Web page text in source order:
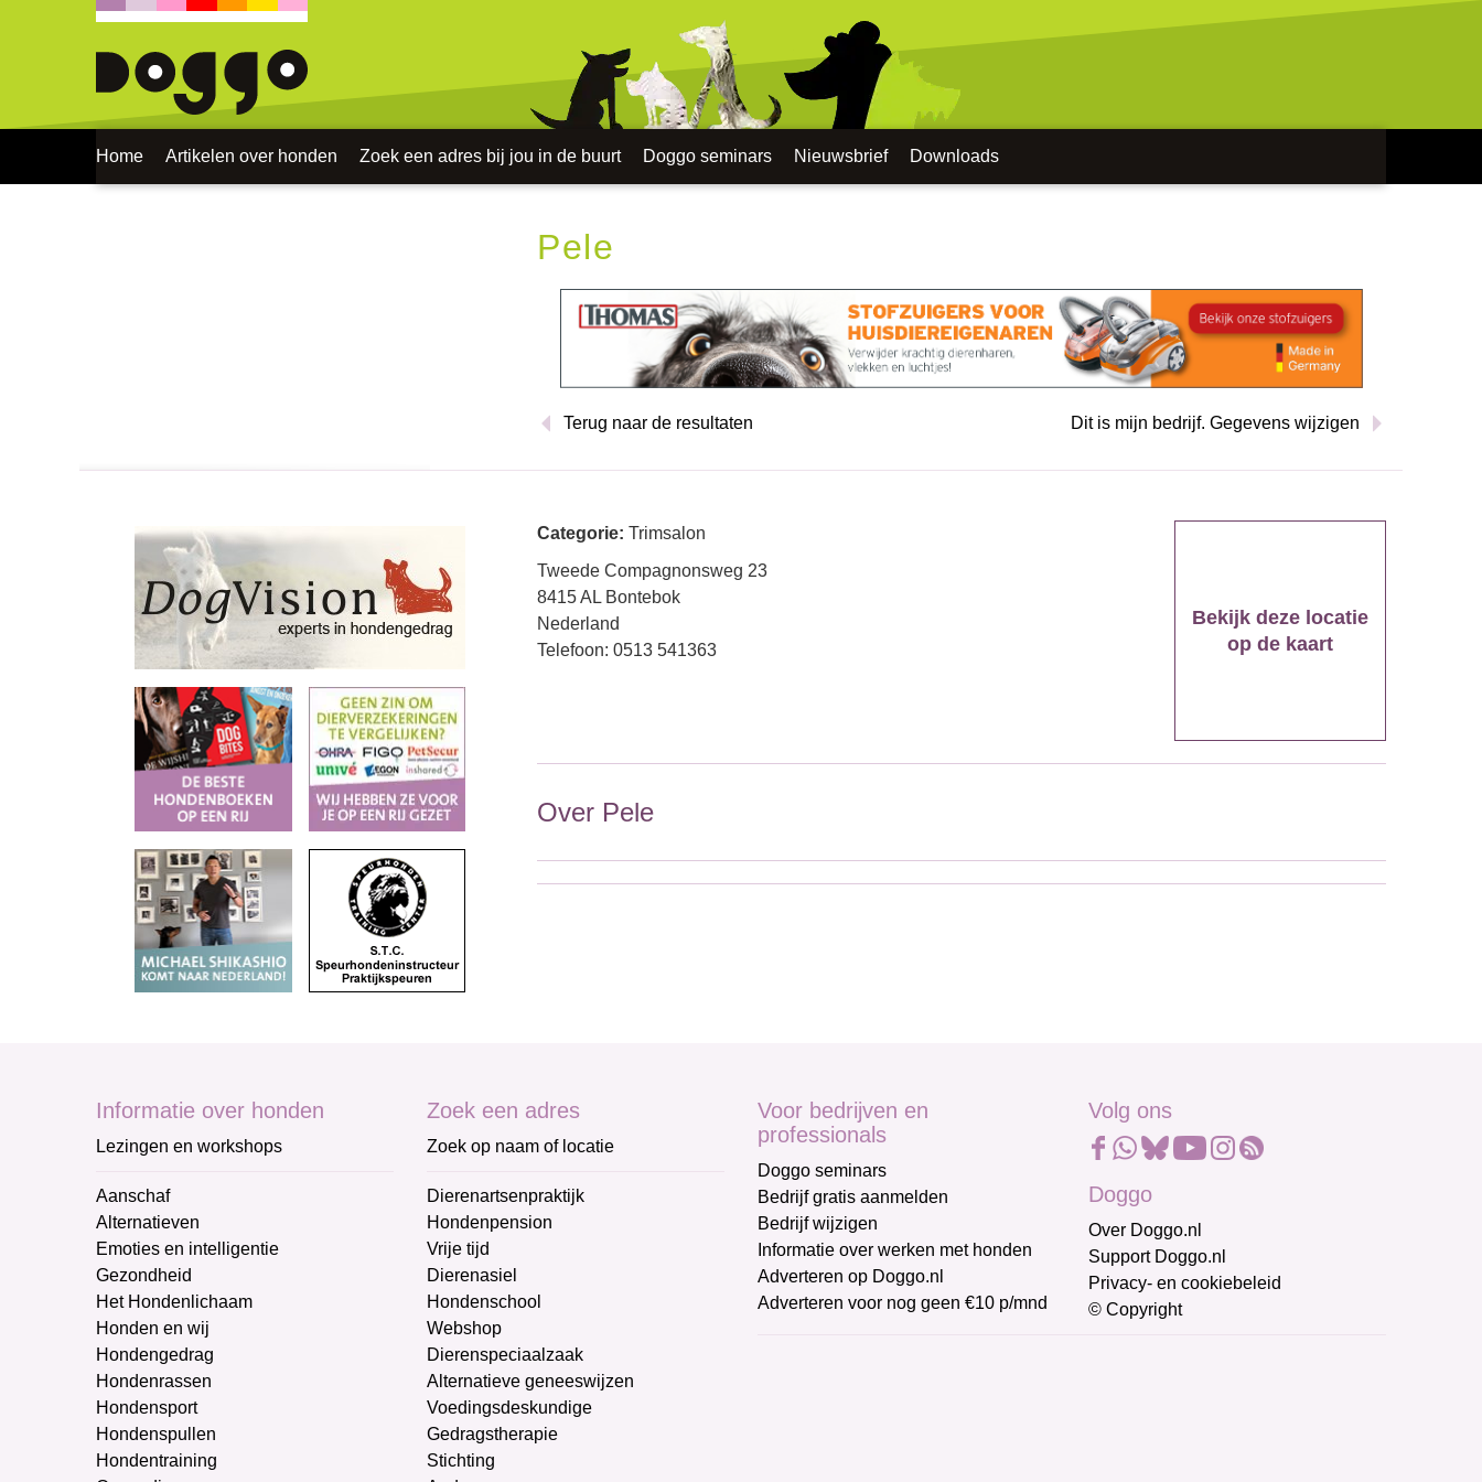
Home Artikelen over honden Zoek een adres bij jou in de buurt Doggo seminars Nieuwsbrief Downloads
Pele
Terug naar de resultaten Dit is mijn bedrijf. Gegevens wijzigen
Categorie: Trimsalon
Tweede Compagnonsweg 23
8415 AL Bontebok
Nederland
Telefoon: 0513 541363
Bekijk deze locatie
op de kaart
Over Pele
Informatie over honden
Lezingen en workshops
Aanschaf
Alternatieven
Emoties en intelligentie
Gezondheid
Het Hondenlichaam
Honden en wij
Hondengedrag
Hondenrassen
Hondensport
Hondenspullen
Hondentraining
Zoek een adres
Zoek op naam of locatie
Dierenartsenpraktijk
Hondenpension
Vrije tijd
Dierenasiel
Hondenschool
Webshop
Dierenspeciaalzaak
Alternatieve geneeswijzen
Voedingsdeskundige
Gedragstherapie
Stichting
Voor bedrijven en
professionals
Doggo seminars
Bedrijf gratis aanmelden
Bedrijf wijzigen
Informatie over werken met honden
Adverteren op Doggo.nl
Adverteren voor nog geen €10 p/mnd
Volg ons
Doggo
Over Doggo.nl
Support Doggo.nl
Privacy- en cookiebeleid
© Copyright